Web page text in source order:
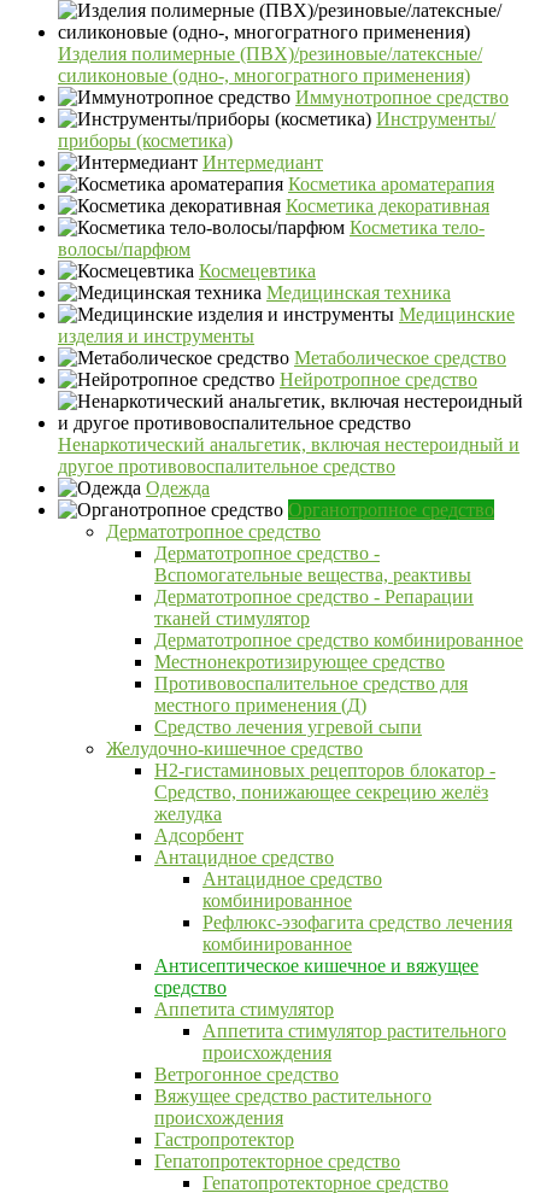
Изделия полимерные (ПВХ)/резиновые/латексные/
силиконовые (одно-, многогратного применения)
Иммунотропное средство
Инструменты/
приборы (косметика)
Интермедиант
Косметика ароматерапия
Косметика декоративная
Косметика тело-
волосы/парфюм
Космецевтика
Медицинская техника
Медицинские
изделия и инструменты
Метаболическое средство
Нейротропное средство
Ненаркотический анальгетик, включая нестероидный и
другое противовоспалительное средство
Одежда
Органотропное средство
Дерматотропное средство
Дерматотропное средство -
Вспомогательные вещества, реактивы
Дерматотропное средство - Репарации
тканей стимулятор
Дерматотропное средство комбинированное
Местнонекротизирующее средство
Противовоспалительное средство для
местного применения (Д)
Средство лечения угревой сыпи
Желудочно-кишечное средство
H2-гистаминовых рецепторов блокатор -
Средство, понижающее секрецию желёз
желудка
Адсорбент
Антацидное средство
Антацидное средство
комбинированное
Рефлюкс-эзофагита средство лечения
комбинированное
Антисептическое кишечное и вяжущее
средство
Аппетита стимулятор
Аппетита стимулятор растительного
происхождения
Ветрогонное средство
Вяжущее средство растительного
происхождения
Гастропротектор
Гепатопротекторное средство
Гепатопротекторное средство